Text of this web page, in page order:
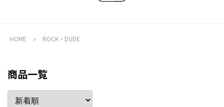
HOME » ROCK・DUDE
商品一覧